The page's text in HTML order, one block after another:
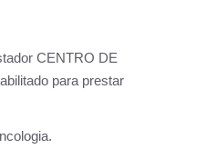
CENTRO DE
para prestar